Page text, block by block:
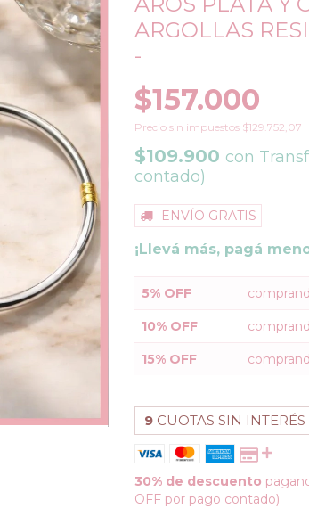
ARGOLLAS
-
$157.000
Precio sin impuestos $129.752,07
$109.900 con
contado)
ENVÍO GRATIS
¡Llevá más, pagá
5% OFF
10% OFF
15% OFF
9 CUOTAS SIN
30% de descuento
OFF por pago contado)